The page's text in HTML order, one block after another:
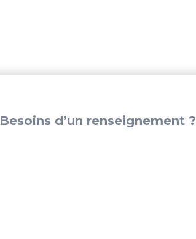
Besoins d’un renseignement ?